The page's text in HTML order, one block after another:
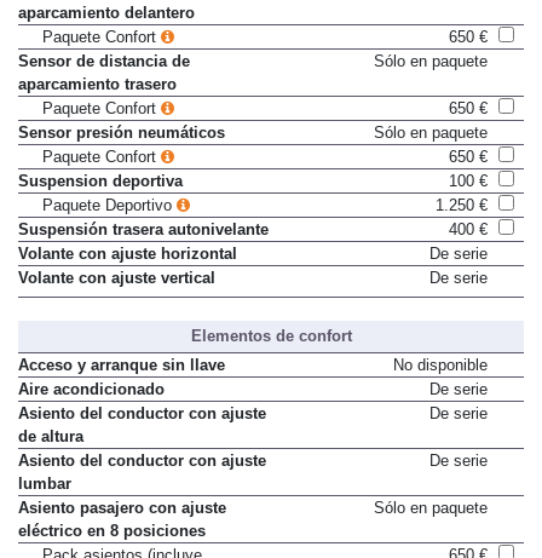
aparcamiento delantero
Paquete Confort
650 €
Sensor de distancia de
aparcamiento trasero
Sólo en paquete
Paquete Confort
650 €
Sensor presión neumáticos
Sólo en paquete
Paquete Confort
650 €
Suspension deportiva
100 €
Paquete Deportivo
1.250 €
Suspensión trasera autonivelante
400 €
Volante con ajuste horizontal
De serie
Volante con ajuste vertical
De serie
Elementos de confort
Acceso y arranque sin llave
No disponible
Aire acondicionado
De serie
Asiento del conductor con ajuste
de altura
De serie
Asiento del conductor con ajuste
lumbar
De serie
Asiento pasajero con ajuste
eléctrico en 8 posiciones
Sólo en paquete